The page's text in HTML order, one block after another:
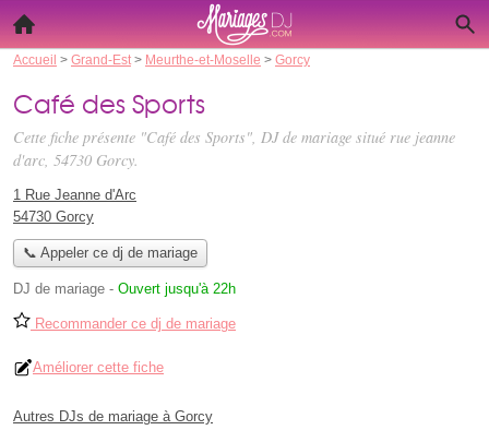
Accueil > Grand-Est > Meurthe-et-Moselle > Gorcy
Café des Sports
Cette fiche présente "Café des Sports", DJ de mariage situé rue jeanne
d'arc, 54730 Gorcy.
1 Rue Jeanne d'Arc
54730 Gorcy
📞 Appeler ce dj de mariage
DJ de mariage - Ouvert jusqu'à 22h
Recommander ce dj de mariage
Améliorer cette fiche
Autres DJs de mariage à Gorcy